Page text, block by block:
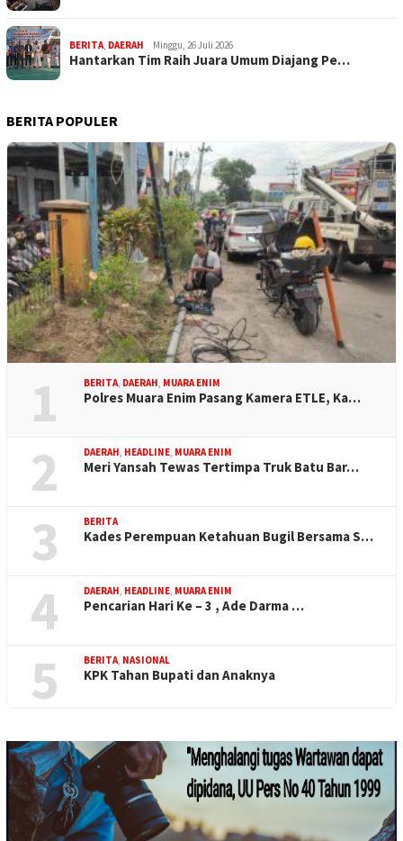
BERITA DAERAH Minggu, 26 Juli 2026
Hantarkan Tim Raih Juara Umum Diajang Pe…
BERITA POPULER
1 BERITA, DAERAH, MUARA ENIM
Polres Muara Enim Pasang Kamera ETLE, Ka…
2 DAERAH, HEADLINE, MUARA ENIM
Meri Yansah Tewas Tertimpa Truk Batu Bar…
3 BERITA
Kades Perempuan Ketahuan Bugil Bersama S…
4 DAERAH, HEADLINE, MUARA ENIM
Pencarian Hari Ke – 3 , Ade Darma …
5 BERITA, NASIONAL
KPK Tahan Bupati dan Anaknya